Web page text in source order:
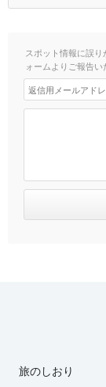
スポット情報に誤
ォームよりご報告い
旅のしおり